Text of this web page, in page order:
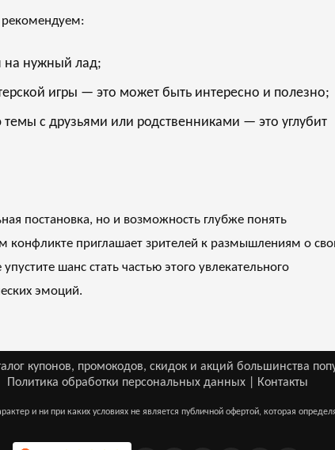
рекомендуем:
на нужный лад;
игры — это может быть интересно и полезно;
с друзьями или родственниками — это углубит
постановка, но и возможность глубже понять
конфликте приглашает зрителей к размышлениям о
шанс стать частью этого увлекательного
эмоций.
купонов, промокодов, скидок и акций большинства
Политика обработки персональных данных
Контакты
и ни при каких условиях не является публичной офертой, которая